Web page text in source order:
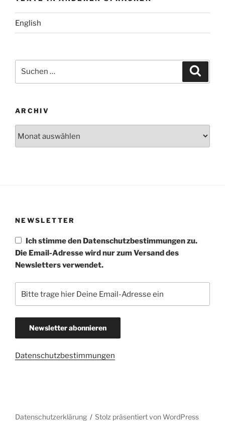
English
nach:
ARCHIV
NEWSLETTER
Ich stimme den Datenschutzbestimmungen zu.
Die Email-Adresse wird nur zum Versand des
Newsletters verwendet.
Datenschutzbestimmungen
Datenschutzerklärung Stolz präsentiert von WordPress